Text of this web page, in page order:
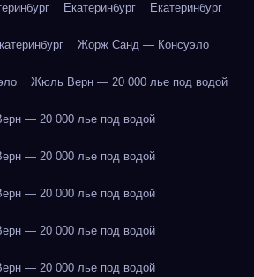
Екатеринбург Екатеринбург
Жорж Санд — Консуэло
Жюль Верн — 20 000 лье под водой
— 20 000 лье под водой
— 20 000 лье под водой
— 20 000 лье под водой
— 20 000 лье под водой
— 20 000 лье под водой